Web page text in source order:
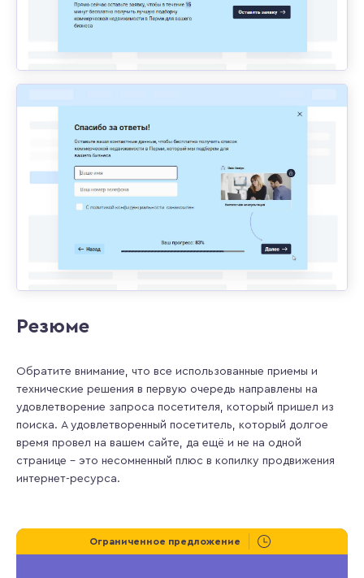
Резюме
Обратите внимание, что все использованные приемы и
технические решения в первую очередь направлены на
удовлетворение запроса посетителя, который пришел из
поиска. А удовлетворенный посетитель, который долгое
время провел на вашем сайте, да ещё и не на одной
странице – это несомненный плюс в копилку продвижения
интернет-ресурса.
Ограниченное предложение